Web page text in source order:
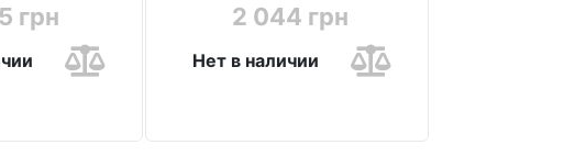
грн 2 044 грн
Нет в наличии